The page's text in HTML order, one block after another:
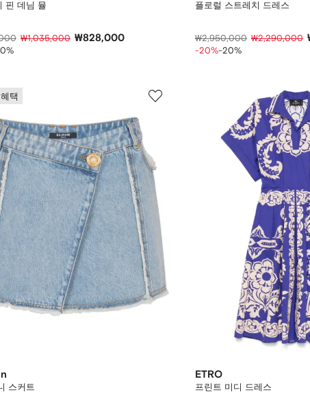
핀 데님 뮬
₩1,035,000 ₩828,000
플로럴 스트레치 드레스
₩2,950,000 ₩2,290,000
-20%-20%
택
스커트
ETRO
프린트 미디 드레스